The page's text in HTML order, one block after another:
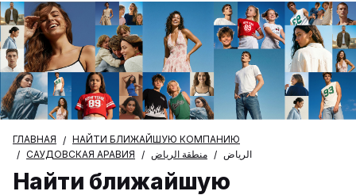
ГЛАВНАЯ
НАЙТИ БЛИЖАЙШУЮ КОМПАНИЮ
САУДОВСКАЯ АРАВИЯ
منطقة الرياض الرياض
Найти ближайшую